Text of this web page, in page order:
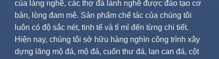
của làng nghề, các thợ đá lành nghề được đào tạo cơ
bản, lòng đam mê. Sản phẩm chế tác của chúng tôi
luôn có độ sắc nét, tinh tế và tỉ mỉ đến từng chi tiết.
Hiện nay, chúng tôi sở hữu hàng nghìn công trình xây
dựng lăng mộ đá, mộ đá, cuốn thư đá, lan can đá, cột